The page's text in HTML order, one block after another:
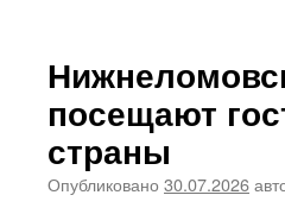
посещают
страны
Опубликовано 30.07.2026